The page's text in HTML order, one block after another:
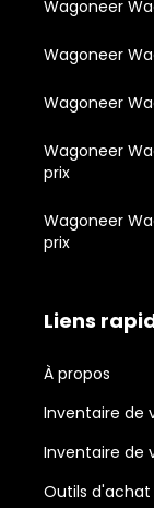
Wagoneer
Wagoneer
Wagoneer
Wagoneer
prix
Wagoneer
prix
Liens
À propos
Inventaire de
Inventaire de
Outils d'achat